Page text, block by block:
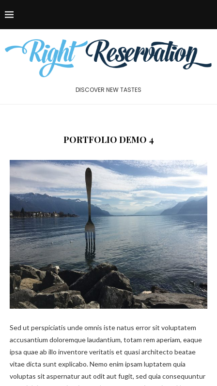
DISCOVER NEW TASTES
PORTFOLIO DEMO 4
Sed ut perspiciatis unde omnis iste natus error sit voluptatem
accusantium doloremque laudantium, totam rem aperiam, eaque
ipsa quae ab illo inventore veritatis et quasi architecto beatae
vitae dicta sunt explicabo. Nemo enim ipsam luptatem quia
voluptas sit aspernatur aut odit aut fugit, sed quia consequuntur